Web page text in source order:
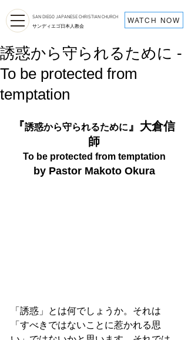
SAN DIEGO JAPANESE CHRISTIAN CHURCH
サンディエゴ日本人教会
WATCH NOW
誘惑から守られるために -
To be protected from
temptation
『誘惑から守られるために』大倉信
師
To be protected from temptation
by Pastor Makoto Okura
「誘惑」とは何でしょうか。それは
「すべきではないことに惹かれる思